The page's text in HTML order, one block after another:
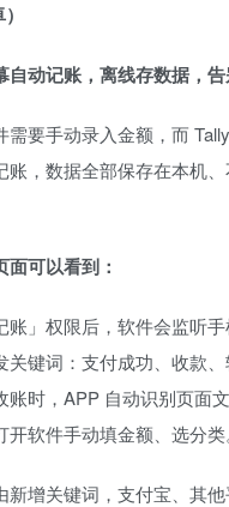
自动记账，离线存数据，
需要手动录入金额，而
，数据全部保存在本机、
可以看到：
」权限后，软件会监听手
关键词：支付成功、收款
账时，APP 自动识别页面
软件手动填金额、选分类
新增关键词，支付宝、其